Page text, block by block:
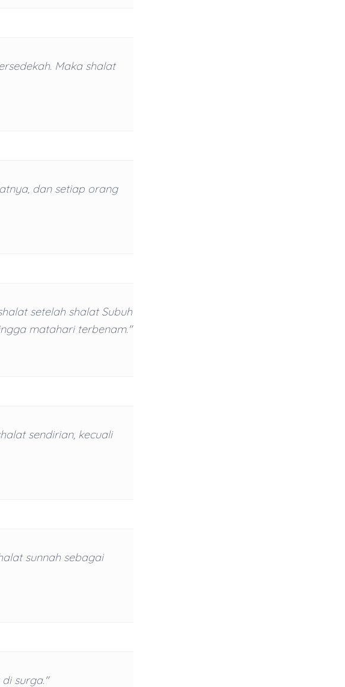
Maka shalat
dan setiap orang
setelah shalat Subuh
matahari terbenam."
sendirian, kecuali
sunnah sebagai
surga."